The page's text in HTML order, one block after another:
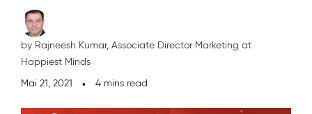
by Rajneesh Kumar, Associate Director Marketing at
Happiest Minds
Mai 21, 2021
4 mins read